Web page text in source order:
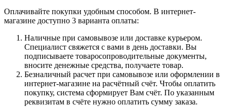
Оплачивайте покупки удобным способом. В интернет-
магазине доступно 3 варианта оплаты:
Наличные при самовывозе или доставке курьером.
Специалист свяжется с вами в день доставки. Вы
подписываете товаросопроводительные документы,
вносите денежные средства, получаете товар.
Безналичный расчет при самовывозе или оформлении в
интернет-магазине на расчётный счёт. Чтобы оплатить
покупку, система сформирует Вам счёт. По указанным
реквизитам в счёте нужно оплатить сумму заказа.